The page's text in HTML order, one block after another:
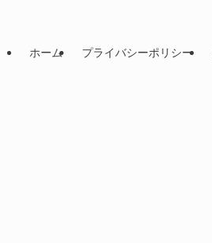
ホーム プライバシーポリシー